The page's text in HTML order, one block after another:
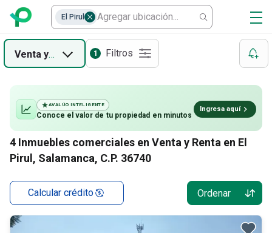
Venta yRenta 1 Filtros
4 Inmuebles comerciales en Venta y Renta en El
Pirul, Salamanca, C.P. 36740
Calcular crédito Ordenar
AVALÚO INTELIGENTE
Conoce el valor de tu propiedad en minutos
Ingresa aquí
El Pirul